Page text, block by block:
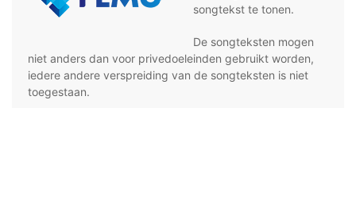
songtekst te tonen.
De songteksten mogen
niet anders dan voor privedoeleinden gebruikt worden,
iedere andere verspreiding van de songteksten is niet
toegestaan.